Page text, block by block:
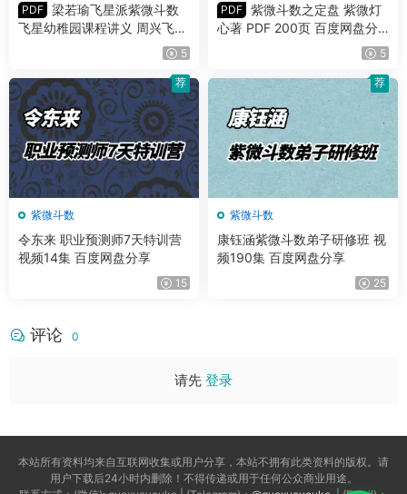
PDF 梁若瑜飞星派紫微斗数
飞星幼稚园课程讲义 周兴飞主
5
PDF 紫微斗数之定盘 紫微灯
心著 PDF 200页 百度网盘分
5
紫微斗数
令东来 职业预测师7天特训营
视频14集 百度网盘分享
15
荐
紫微斗数
康钰涵紫微斗数弟子研修班 视
频190集 百度网盘分享
25
荐
评论 0
请先 登录
本站所有资料均来自互联网收集或用户分享，本站不拥有此类资料的版权。请
用户下载后24小时内删除！不得传递或用于任何公众商业用途。